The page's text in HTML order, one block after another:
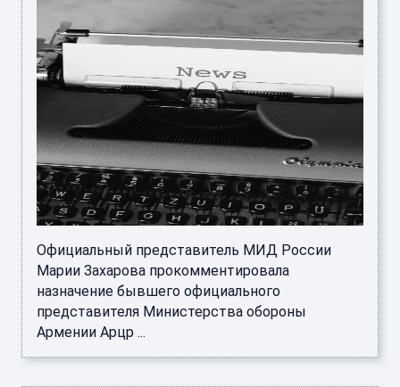
Официальный представитель МИД России
Марии Захарова прокомментировала
назначение бывшего официального
представителя Министерства обороны
Армении Арцр ...